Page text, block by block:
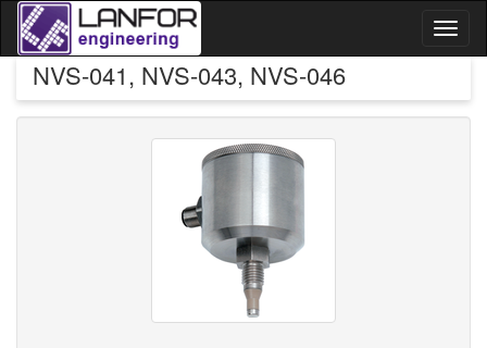
NVS-041, NVS-043, NVS-046